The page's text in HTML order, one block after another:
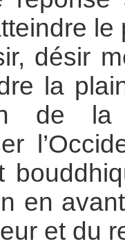
désir
la
de
en
et du